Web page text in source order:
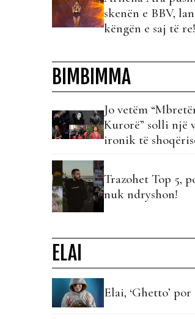
skenën e BBV,
këngën e saj të re!
BIMBIMMA
Jo vetëm
Kurorë” solli një
ironik të
kanë bërë tekste
Trazohet Top 5,
nuk ndryshon!
ELAI
Elai, ‘Ghetto’ por